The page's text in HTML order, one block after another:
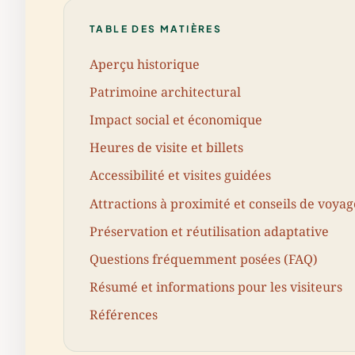
TABLE DES MATIÈRES
Aperçu historique
Patrimoine architectural
Impact social et économique
Heures de visite et billets
Accessibilité et visites guidées
Attractions à proximité et conseils de
Préservation et réutilisation adaptative
Questions fréquemment posées (FAQ)
Résumé et informations pour les visiteurs
Références